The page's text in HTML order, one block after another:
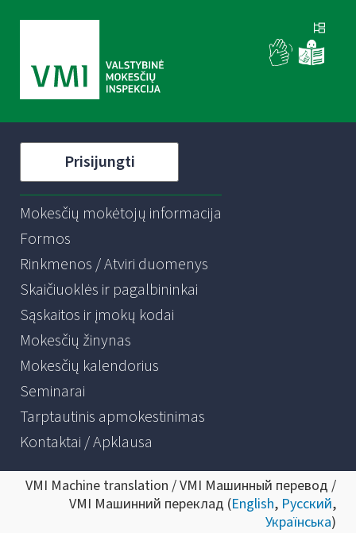
Prisijungti
Mokesčių mokėtojų informacija
Formos
Rinkmenos / Atviri duomenys
Skaičiuoklės ir pagalbininkai
Sąskaitos ir įmokų kodai
Mokesčių žinynas
Mokesčių kalendorius
Seminarai
Tarptautinis apmokestinimas
Kontaktai / Apklausa
VMI Machine translation / VMI Машинный перевод /
VMI Машинний переклад (English, Русский,
Українська)